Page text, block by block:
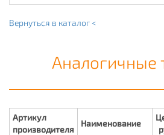
Вернуться в каталог <
Аналогичные
Артикул
производителя
Наименование